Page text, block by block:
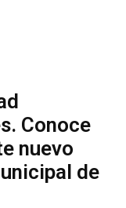
Conoce
nuevo
de